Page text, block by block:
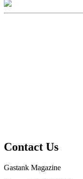
Contact Us
Gastank Magazine